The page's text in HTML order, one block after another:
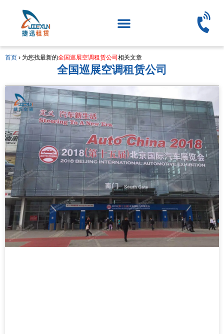
首页 › 为您找最新的全国巡展空调租赁公司 相关文章
全国巡展空调租赁公司